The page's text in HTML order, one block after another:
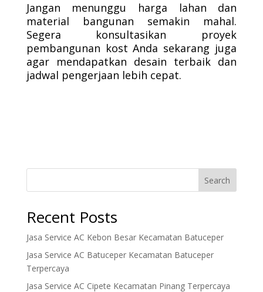
Jangan menunggu harga lahan dan
material bangunan semakin mahal.
Segera konsultasikan proyek
pembangunan kost Anda sekarang juga
agar mendapatkan desain terbaik dan
jadwal pengerjaan lebih cepat.
Search
Recent Posts
Jasa Service AC Kebon Besar Kecamatan Batuceper
Jasa Service AC Batuceper Kecamatan Batuceper
Terpercaya
Jasa Service AC Cipete Kecamatan Pinang Terpercaya